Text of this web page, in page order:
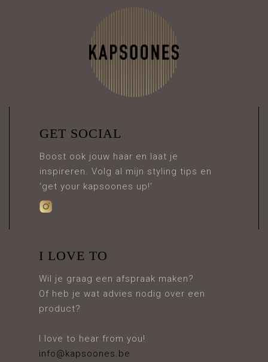
GET SOCIAL
Boost ook jouw haar en laat je
inspireren. Volg al mijn styling tips en
‘get your kapsoones up!’
I LOVE TO
Wil je graag een afspraak maken?
Of heb je wat advies nodig over een
product?
I love to hear from you!
info@kapsoones.be